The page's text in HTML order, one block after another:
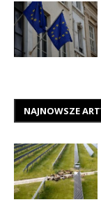
NAJNOWSZE